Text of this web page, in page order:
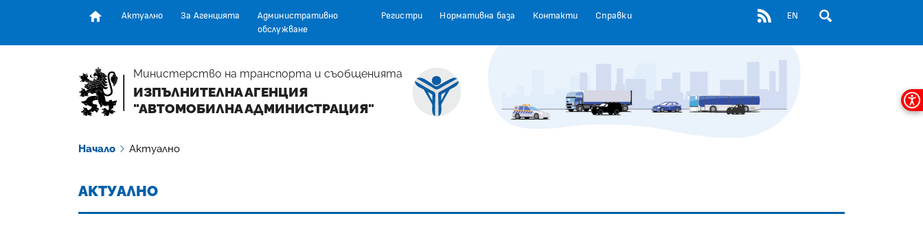
Актуално За Агенцията
Административно
обслужване
Регистри Нормативна база Контакти Справки RSS EN ОТВОРИ ПОЛЕ ЗА
Министерство на транспорта и съобщенията
ИЗПЪЛНИТЕЛНА АГЕНЦИЯ
"АВТОМОБИЛНА АДМИНИСТРАЦИЯ"
Начало Актуално
АКТУАЛНО